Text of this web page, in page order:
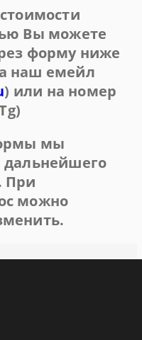
Вы можете
форму ниже
наш емейл
) или на номер
мы
дальнейшего
При
можно